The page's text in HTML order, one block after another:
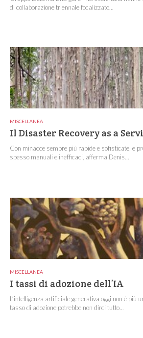
di collaborazione triennale focalizzato...
MISCELLANEA
Il Disaster Recovery as a
Con minacce sempre più rapide e sofisticate, e
spesso manuali e inefficaci, afferma Denis...
MISCELLANEA
I tassi di adozione dell’IA
L’intelligenza artificiale generativa oggi non è più
tasso di adozione potrebbe non dirci tutto...